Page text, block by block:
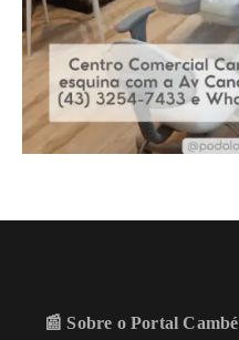
📰 Sobre o Portal Cambé